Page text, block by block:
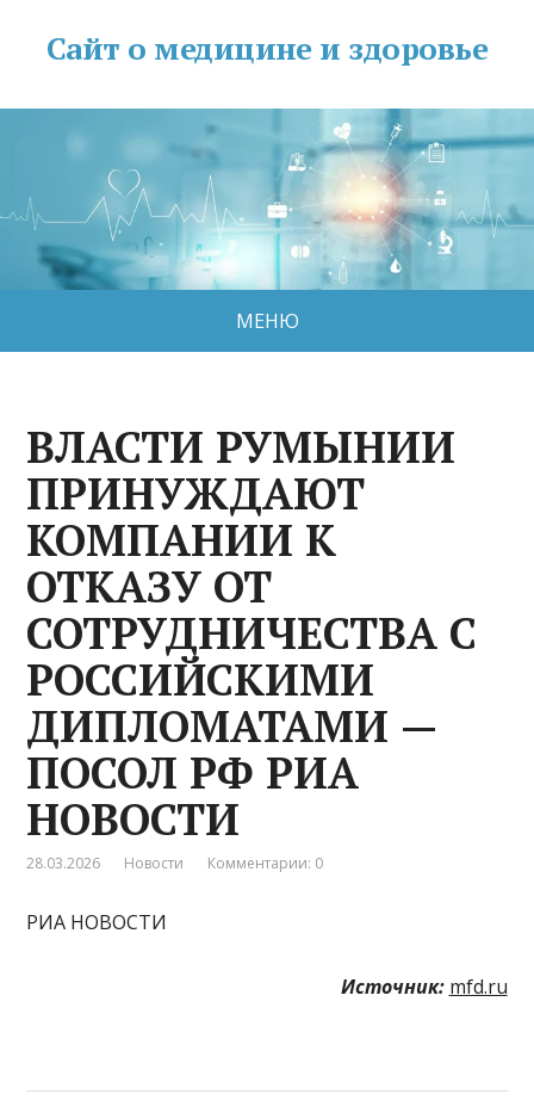
Сайт о медицине и здоровье
МЕНЮ
ВЛАСТИ РУМЫНИИ
ПРИНУЖДАЮТ
КОМПАНИИ К
ОТКАЗУ ОТ
СОТРУДНИЧЕСТВА С
РОССИЙСКИМИ
ДИПЛОМАТАМИ —
ПОСОЛ РФ РИА
НОВОСТИ
28.03.2026 Новости Комментарии: 0
РИА НОВОСТИ
Источник: mfd.ru